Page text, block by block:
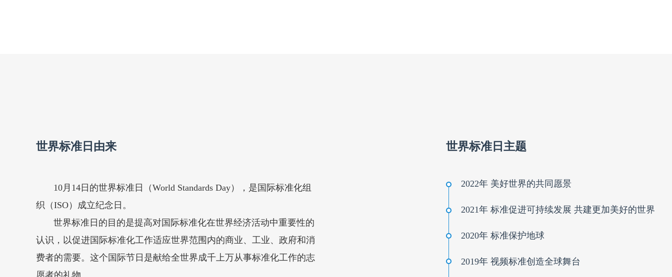
世界标准日由来
10月14日的世界标准日（World Standards Day），是国际标准化组
织（ISO）成立纪念日。
世界标准日的目的是提高对国际标准化在世界经济活动中重要性的
认识，以促进国际标准化工作适应世界范围内的商业、工业、政府和消
费者的需要。这个国际节日是献给全世界成千上万从事标准化工作的志
愿者的礼物。
世界标准日主题
2022年 美好世界的共同愿景
2021年 标准促进可持续发展 共建更加美好的世界
2020年 标准保护地球
2019年 视频标准创造全球舞台